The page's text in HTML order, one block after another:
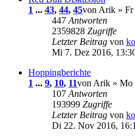
1 ... 43, 44, 45von Arik » Fr
447 Antworten
2359828 Zugriffe
Letzter Beitrag von
Mi 7. Dez 2016,
Hoppingberichte
1 ... 9, 10, 11von Arik » Mo
107 Antworten
193999 Zugriffe
Letzter Beitrag von
Di 22. Nov 2016,